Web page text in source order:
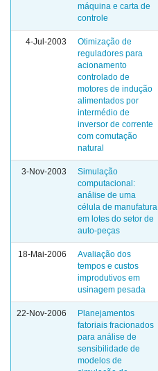
máquina e carta de
controle
4-Jul-2003
Otimização de
reguladores para
acionamento
controlado de
motores de indução
alimentados por
intermédio de
inversor de corrente
com comutação
natural
3-Nov-2003
Simulação
computacional:
análise de uma
célula de manufatura
em lotes do setor de
auto-peças
18-Mai-2006
Avaliação dos
tempos e custos
improdutivos em
usinagem pesada
22-Nov-2006
Planejamentos
fatoriais fracionados
para análise de
sensibilidade de
modelos de